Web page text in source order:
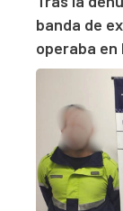
banda de
operaba en